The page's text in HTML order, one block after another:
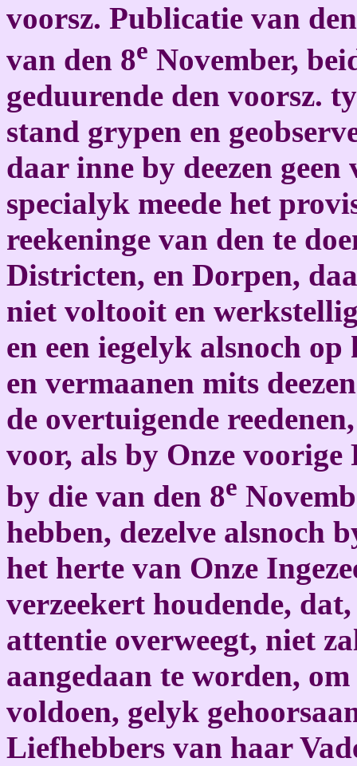
voorsz. Publicatie van
van den 8e November,
geduurende den voorsz.
stand grypen en
daar inne by deezen
specialyk meede het
reekeninge van den te
Districten, en Dorpen,
niet voltooit en
en een iegelyk alsnoch
en vermaanen mits
de overtuigende
voor, als by Onze
by die van den 8e
hebben, dezelve alsnoch
het herte van Onze
verzeekert houdende,
attentie overweegt, niet
aangedaan te worden,
voldoen, gelyk
Liefhebbers van haar